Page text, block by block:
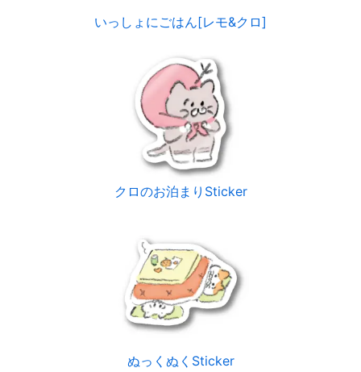
いっしょにごはん[レモ&クロ]
クロのお泊まりSticker
ぬっくぬくSticker